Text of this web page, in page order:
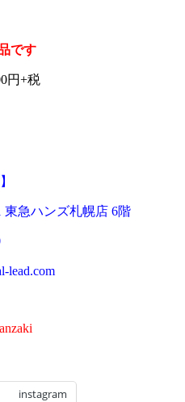
です
円+税
東急ハンズ札幌店 6階
lead.com
instagram